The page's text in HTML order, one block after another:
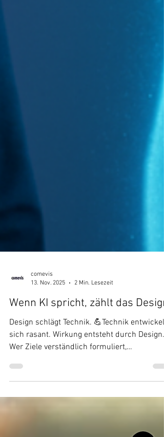
comevis
13. Nov. 2025
2 Min. Lesezeit
Wenn KI spricht, zählt das
Design schlägt Technik. 💪Technik entwickelt
Wer Ziele verständlich formuliert,
Voreinstellungen bewusst gestaltet und
Kommunikation wie ein Produkt behandelt,